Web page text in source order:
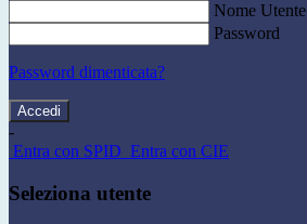
Nome Utente
Password
Password dimenticata?
-
Entra con SPID Entra con CIE
Seleziona utente